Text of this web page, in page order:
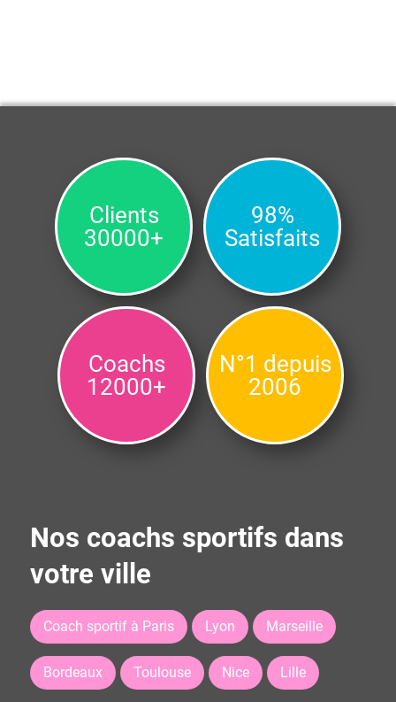
Clients
30000+
98%
Satisfaits
Coachs
12000+
N°1 depuis
2006
Nos coachs sportifs dans
votre ville
Coach sportif à Paris Lyon Marseille
Bordeaux Toulouse Nice Lille